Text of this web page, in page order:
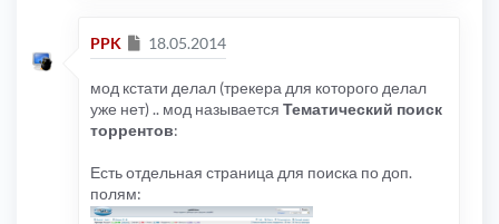
PPK Сообщение
18.05.2014
мод кстати делал (трекера для которого делал
уже нет) .. мод называется Тематический поиск
торрентов:
Есть отдельная страница для поиска по доп.
полям: